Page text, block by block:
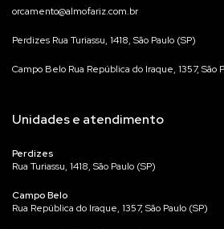
orcamento@almofariz.com.br
Perdizes Rua Turiassu, 1418, São Paulo (SP)
Campo Belo Rua República do Iraque, 1357, São
Unidades e atendimento
Perdizes
Rua Turiassu, 1418, São Paulo (SP)
Campo Belo
Rua República do Iraque, 1357, São Paulo (SP)